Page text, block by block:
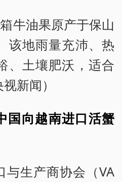
牛油果原产于保山
该地雨量充沛、热
、土壤肥沃，适合
新闻）
国向越南进口活蟹
与生产商协会（VA